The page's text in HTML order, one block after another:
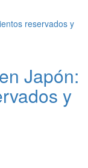
Japón:
y